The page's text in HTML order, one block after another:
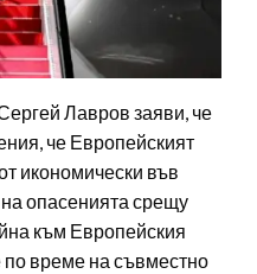
Лавров заяви, че
че Европейският
икономически във
опасенията срещу
към Европейския
време на съвместно